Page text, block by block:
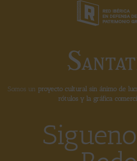
Somos un proyecto cultural sin ánimo de
rótulos y la gráfica